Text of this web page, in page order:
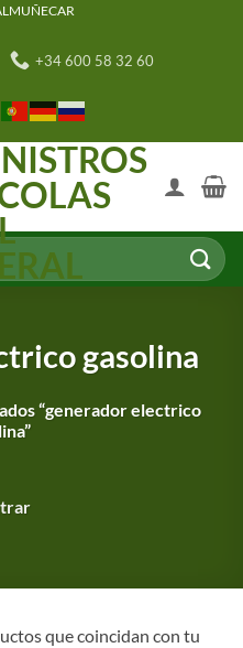
+34 600 58 32 60
gasolina
“generador electrico
que coincidan con tu